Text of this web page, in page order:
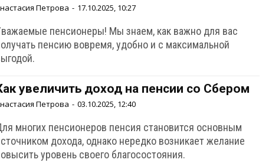
Петрова - 17.10.2025, 10:27
пенсионеры! Мы знаем, как важно для вас
пенсию вовремя, удобно и с максимальной
увеличить доход на пенсии со Сбером
Петрова - 03.10.2025, 12:40
многих пенсионеров пенсия становится основным
дохода, однако нередко возникает желание
уровень своего благосостояния.